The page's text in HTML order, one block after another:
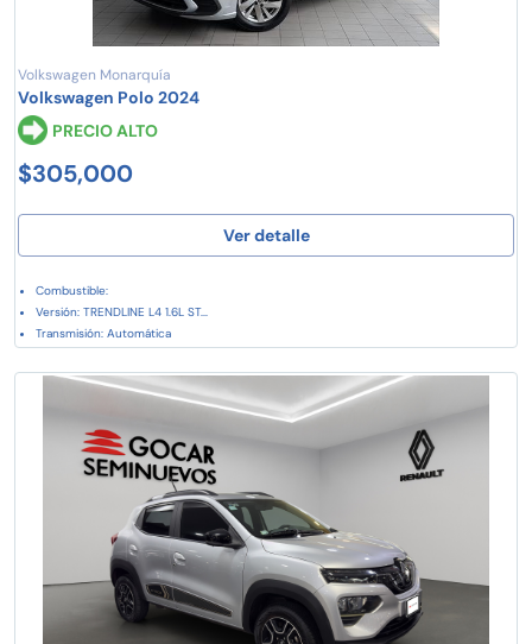
Volkswagen Monarquía
Volkswagen Polo 2024
PRECIO ALTO
$305,000
Ver detalle
Combustible:
Versión: TRENDLINE L4 1.6L ST...
Transmisión: Automática